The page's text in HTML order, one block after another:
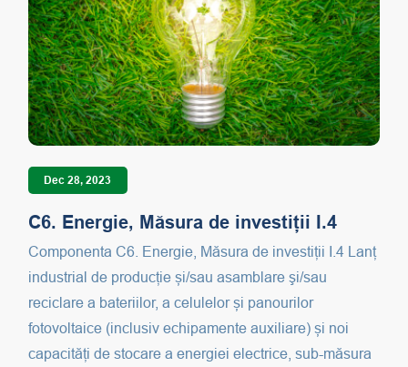
Dec 28, 2023
C6. Energie, Măsura de investiții I.4
Componenta C6. Energie, Măsura de investiții I.4 Lanț
industrial de producție și/sau asamblare şi/sau
reciclare a bateriilor, a celulelor și panourilor
fotovoltaice (inclusiv echipamente auxiliare) și noi
capacități de stocare a energiei electrice, sub-măsura